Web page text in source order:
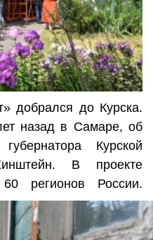
добрался до Курска.
назад в Самаре, об
Курской
В проекте
регионов России.